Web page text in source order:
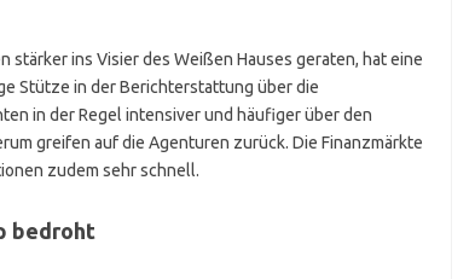
ins Visier des Weißen Hauses geraten, hat eine
Stütze in der Berichterstattung über die
in der Regel intensiver und häufiger über den
greifen auf die Agenturen zurück. Die Finanzmärkte
zudem sehr schnell.
bedroht